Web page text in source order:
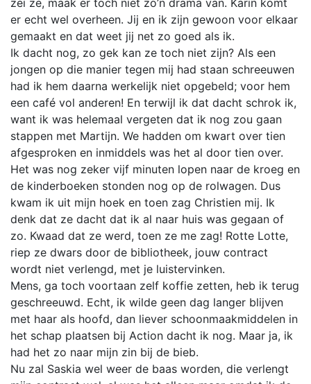
er echt wel overheen. Jij en ik zijn gewoon voor elkaar
gemaakt en dat weet jij net zo goed als ik.
Ik dacht nog, zo gek kan ze toch niet zijn? Als een
jongen op die manier tegen mij had staan schreeuwen
had ik hem daarna werkelijk niet opgebeld; voor hem
een café vol anderen! En terwijl ik dat dacht schrok ik,
want ik was helemaal vergeten dat ik nog zou gaan
stappen met Martijn. We hadden om kwart over tien
afgesproken en inmiddels was het al door tien over.
Het was nog zeker vijf minuten lopen naar de kroeg en
de kinderboeken stonden nog op de rolwagen. Dus
kwam ik uit mijn hoek en toen zag Christien mij. Ik
denk dat ze dacht dat ik al naar huis was gegaan of
zo. Kwaad dat ze werd, toen ze me zag! Rotte Lotte,
riep ze dwars door de bibliotheek, jouw contract
wordt niet verlengd, met je luistervinken.
Mens, ga toch voortaan zelf koffie zetten, heb ik terug
geschreeuwd. Echt, ik wilde geen dag langer blijven
met haar als hoofd, dan liever schoonmaakmiddelen in
het schap plaatsen bij Action dacht ik nog. Maar ja, ik
had het zo naar mijn zin bij de bieb.
Nu zal Saskia wel weer de baas worden, die verlengt